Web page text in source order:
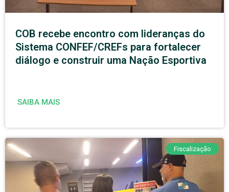
COB recebe encontro com lideranças do
Sistema CONFEF/CREFs para fortalecer
diálogo e construir uma Nação Esportiva
SAIBA MAIS
Fiscalização